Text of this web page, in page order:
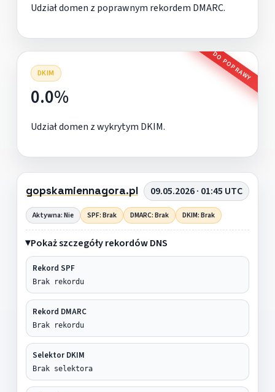
Udział domen z poprawnym rekordem DMARC.
DKIM DO POPRAWY
0.0%
Udział domen z wykrytym DKIM.
gopskamiennagora.pl 09.05.2026 · 01:45 UTC
Aktywna: Nie SPF: Brak DMARC: Brak DKIM: Brak
Pokaż szczegóły rekordów DNS
Rekord SPF
Brak rekordu
Rekord DMARC
Brak rekordu
Selektor DKIM
Brak selektora